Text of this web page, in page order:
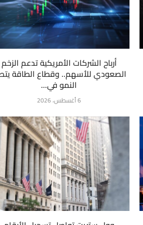
أرباح الشركات الأمريكية تدعم الزخم
الصعودي للأسهم.. وقطاع الطاقة
النمو في...
6 أغسطس، 2026